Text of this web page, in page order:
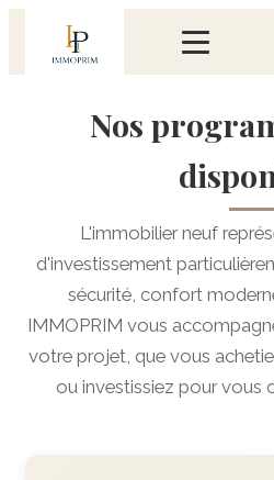
Nos
L'immobilier neuf
d'investissement
sécurité, confort
IMMOPRIM vous
votre projet, que vous
ou investissiez pour vous